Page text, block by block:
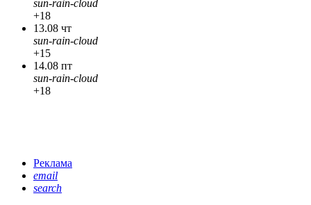
sun-rain-cloud
+18
13.08 чт
sun-rain-cloud
+15
14.08 пт
sun-rain-cloud
+18
Реклама
email
search